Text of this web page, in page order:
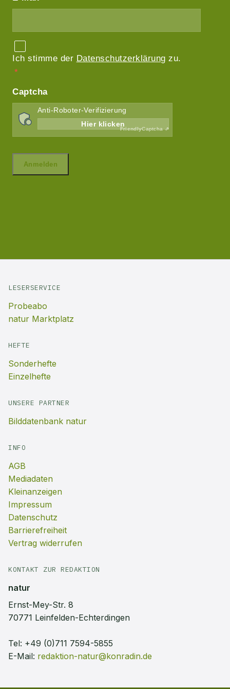
LESERSERVICE
Probeabo
natur Marktplatz
HEFTE
Sonderhefte
Einzelhefte
UNSERE PARTNER
Bilddatenbank natur
INFO
AGB
Mediadaten
Kleinanzeigen
Impressum
Datenschutz
Barrierefreiheit
Vertrag widerrufen
KONTAKT ZUR REDAKTION
natur
Ernst-Mey-Str. 8
70771 Leinfelden-Echterdingen
Tel: +49 (0)711 7594-5855
E-Mail: redaktion-natur@konradin.de